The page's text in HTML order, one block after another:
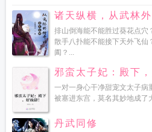
诸天纵横，从武林
排山倒海能不能胜过葵花点穴
散手八扑能不能接下天外飞仙
阖？...
邪蛮太子妃：殿下，
一对一身心干净甜宠文太子病
被塞进东宫，莫名其妙地成了
丹武同修